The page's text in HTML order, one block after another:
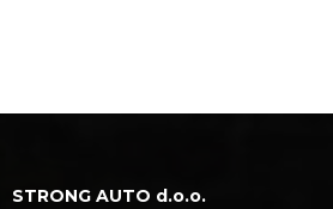
STRONG AUTO d.o.o.